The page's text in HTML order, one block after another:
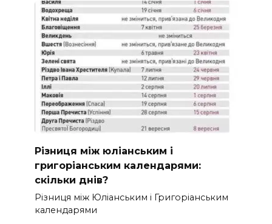
Різниця між юліанським і
григоріанським календарями:
скільки днів?
Різниця між Юліанським і Григоріанським
календарями